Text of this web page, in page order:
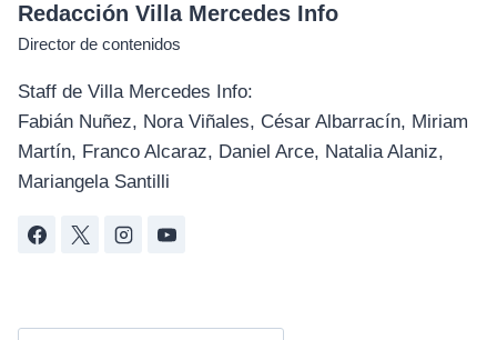
Redacción Villa Mercedes Info
Director de contenidos
Staff de Villa Mercedes Info:
Fabián Nuñez, Nora Viñales, César Albarracín, Miriam
Martín, Franco Alcaraz, Daniel Arce, Natalia Alaniz,
Mariangela Santilli